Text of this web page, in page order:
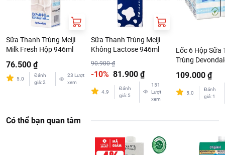
Sữa Thanh Trùng Meiji
Milk Fresh Hộp 946ml
76.500 ₫
5.0
Đánh
giá:2
23 Lượt
xem
Sữa Thanh Trùng Meiji
Không Lactose 946ml
90.900 ₫
-10% 81.900 ₫
4.9
Đánh
giá: 5
151
Lượt
xem
Lốc 6 Hộp Sữa
Trùng
109.000 ₫
5.0
Đánh
giá: 1
Có thể bạn quan tâm